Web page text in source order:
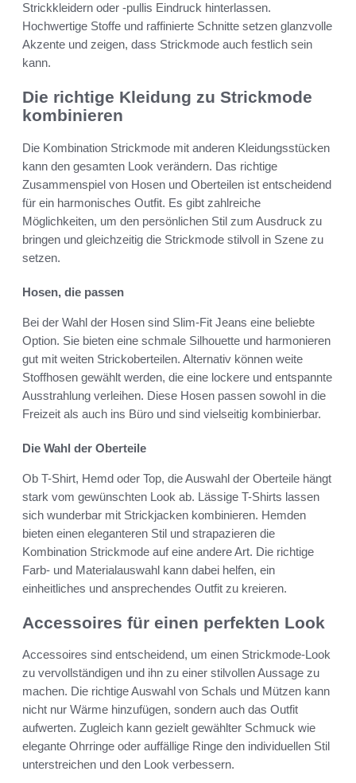
Strickkleidern oder -pullis Eindruck hinterlassen.
Hochwertige Stoffe und raffinierte Schnitte setzen glanzvolle
Akzente und zeigen, dass Strickmode auch festlich sein
kann.
Die richtige Kleidung zu Strickmode
kombinieren
Die Kombination Strickmode mit anderen Kleidungsstücken
kann den gesamten Look verändern. Das richtige
Zusammenspiel von Hosen und Oberteilen ist entscheidend
für ein harmonisches Outfit. Es gibt zahlreiche
Möglichkeiten, um den persönlichen Stil zum Ausdruck zu
bringen und gleichzeitig die Strickmode stilvoll in Szene zu
setzen.
Hosen, die passen
Bei der Wahl der Hosen sind Slim-Fit Jeans eine beliebte
Option. Sie bieten eine schmale Silhouette und harmonieren
gut mit weiten Strickoberteilen. Alternativ können weite
Stoffhosen gewählt werden, die eine lockere und entspannte
Ausstrahlung verleihen. Diese Hosen passen sowohl in die
Freizeit als auch ins Büro und sind vielseitig kombinierbar.
Die Wahl der Oberteile
Ob T-Shirt, Hemd oder Top, die Auswahl der Oberteile hängt
stark vom gewünschten Look ab. Lässige T-Shirts lassen
sich wunderbar mit Strickjacken kombinieren. Hemden
bieten einen eleganteren Stil und strapazieren die
Kombination Strickmode auf eine andere Art. Die richtige
Farb- und Materialauswahl kann dabei helfen, ein
einheitliches und ansprechendes Outfit zu kreieren.
Accessoires für einen perfekten Look
Accessoires sind entscheidend, um einen Strickmode-Look
zu vervollständigen und ihn zu einer stilvollen Aussage zu
machen. Die richtige Auswahl von Schals und Mützen kann
nicht nur Wärme hinzufügen, sondern auch das Outfit
aufwerten. Zugleich kann gezielt gewählter Schmuck wie
elegante Ohrringe oder auffällige Ringe den individuellen Stil
unterstreichen und den Look verbessern.